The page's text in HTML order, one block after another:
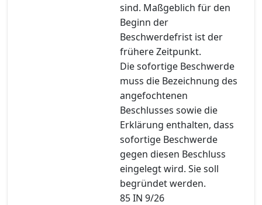
sind. Maßgeblich für den
Beginn der
Beschwerdefrist ist der
frühere Zeitpunkt.
Die sofortige Beschwerde
muss die Bezeichnung des
angefochtenen
Beschlusses sowie die
Erklärung enthalten, dass
sofortige Beschwerde
gegen diesen Beschluss
eingelegt wird. Sie soll
begründet werden.
85 IN 9/26